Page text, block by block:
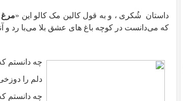
داستان شُکری ، و به قول کالین مک کالو این «
که می‌دانست در کوچه باغ های عشق بلا می‌با رد و
چه دانستم
دلم را
چه دانستم كه